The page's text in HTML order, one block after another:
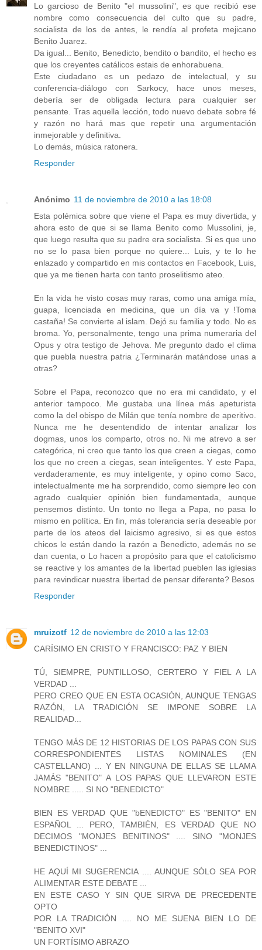
Lo garcioso de Benito "el mussolini", es que recibió ese
nombre como consecuencia del culto que su padre,
socialista de los de antes, le rendía al profeta mejicano
Benito Juarez.
Da igual... Benito, Benedicto, bendito o bandito, el hecho es
que los creyentes catálicos estais de enhorabuena.
Este ciudadano es un pedazo de intelectual, y su
conferencia-diálogo con Sarkocy, hace unos meses,
debería ser de obligada lectura para cualquier ser
pensante. Tras aquella lección, todo nuevo debate sobre fé
y razón no hará mas que repetir una argumentación
inmejorable y definitiva.
Lo demás, música ratonera.
Responder
Anónimo 11 de noviembre de 2010 a las 18:08
Esta polémica sobre que viene el Papa es muy divertida, y
ahora esto de que si se llama Benito como Mussolini, je,
que luego resulta que su padre era socialista. Si es que uno
no se lo pasa bien porque no quiere... Luis, y te lo he
enlazado y compartido en mis contactos en Facebook, Luis,
que ya me tienen harta con tanto proselitismo ateo.
En la vida he visto cosas muy raras, como una amiga mía,
guapa, licenciada en medicina, que un día va y !Toma
castaña! Se convierte al islam. Dejó su familia y todo. No es
broma. Yo, personalmente, tengo una prima numeraria del
Opus y otra testigo de Jehova. Me pregunto dado el clima
que puebla nuestra patria ¿Terminarán matándose unas a
otras?
Sobre el Papa, reconozco que no era mi candidato, y el
anterior tampoco. Me gustaba una línea más apeturista
como la del obispo de Milán que tenía nombre de aperitivo.
Nunca me he desentendido de intentar analizar los
dogmas, unos los comparto, otros no. Ni me atrevo a ser
categórica, ni creo que tanto los que creen a ciegas, como
los que no creen a ciegas, sean inteligentes. Y este Papa,
verdaderamente, es muy inteligente, y opino como Saco,
intelectualmente me ha sorprendido, como siempre leo con
agrado cualquier opinión bien fundamentada, aunque
pensemos distinto. Un tonto no llega a Papa, no pasa lo
mismo en política. En fin, más tolerancia sería deseable por
parte de los ateos del laicismo agresivo, si es que estos
chicos le están dando la razón a Benedicto, además no se
dan cuenta, o Lo hacen a propósito para que el catolicismo
se reactive y los amantes de la libertad pueblen las iglesias
para revindicar nuestra libertad de pensar diferente? Besos
Responder
mruizotf 12 de noviembre de 2010 a las 12:03
CARÍSIMO EN CRISTO Y FRANCISCO: PAZ Y BIEN
TÚ, SIEMPRE, PUNTILLOSO, CERTERO Y FIEL A LA
VERDAD ...
PERO CREO QUE EN ESTA OCASIÓN, AUNQUE TENGAS
RAZÓN, LA TRADICIÓN SE IMPONE SOBRE LA
REALIDAD...
TENGO MÁS DE 12 HISTORIAS DE LOS PAPAS CON SUS
CORRESPONDIENTES LISTAS NOMINALES (EN
CASTELLANO) ... Y EN NINGUNA DE ELLAS SE LLAMA
JAMÁS "BENITO" A LOS PAPAS QUE LLEVARON ESTE
NOMBRE ..... SI NO "BENEDICTO"
BIEN ES VERDAD QUE "bENEDICTO" ES "BENITO" EN
ESPAÑOL ... PERO, TAMBIÉN, ES VERDAD QUE NO
DECIMOS "MONJES BENITINOS" .... SINO "MONJES
BENEDICTINOS" ...
HE AQUÍ MI SUGERENCIA .... AUNQUE SÓLO SEA POR
ALIMENTAR ESTE DEBATE ...
EN ESTE CASO Y SIN QUE SIRVA DE PRECEDENTE
OPTO
POR LA TRADICIÓN .... NO ME SUENA BIEN LO DE
"BENITO XVI"
UN FORTÍSIMO ABRAZO